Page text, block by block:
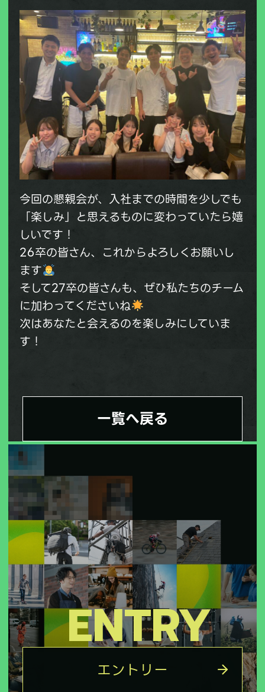
今回の懇親会が、入社までの時間を少しでも
「楽しみ」と思えるものに変わっていたら嬉
しいです！
26卒の皆さん、これからよろしくお願いし
ます
そして27卒の皆さんも、ぜひ私たちのチーム
に加わってくださいね
次はあなたと会えるのを楽しみにしていま
す！
一覧へ戻る
ENTRY
エントリー